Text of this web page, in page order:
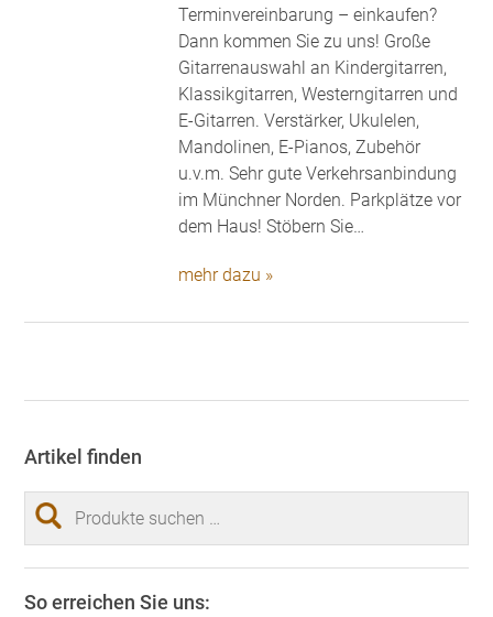
Terminvereinbarung – einkaufen?
Dann kommen Sie zu uns! Große
Gitarrenauswahl an Kindergitarren,
Klassikgitarren, Westerngitarren und
E-Gitarren. Verstärker, Ukulelen,
Mandolinen, E-Pianos, Zubehör
u.v.m. Sehr gute Verkehrsanbindung
im Münchner Norden. Parkplätze vor
dem Haus! Stöbern Sie…
mehr dazu »
Artikel finden
Suchen
nach:
So erreichen Sie uns: